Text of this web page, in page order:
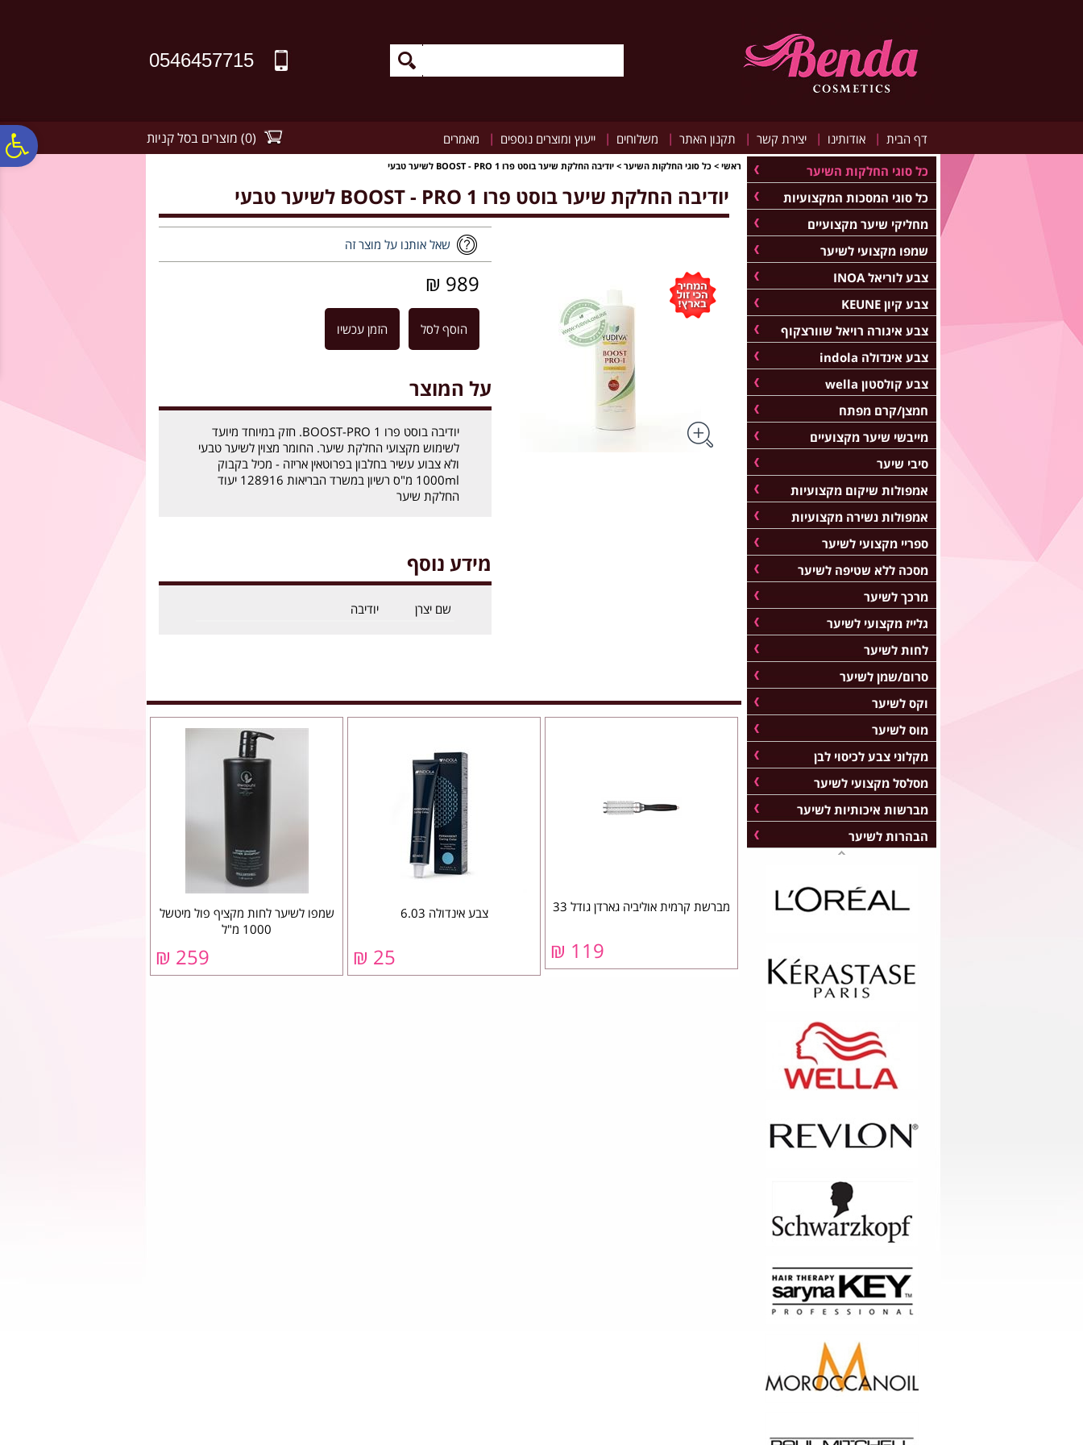
0546457715
דף הבית | אודותינו | יצירת קשר | תקנון האתר | משלוחים | ייעוץ ומוצרים נוספים | מאמרים (
0
) מוצרים בסל קניות
ראשי > כל סוגי החלקות השיער > יודיבה החלקת שיער בוסט פרו 1 BOOST - PRO לשיער טבעי
יודיבה החלקת שיער בוסט פרו 1 BOOST - PRO לשיער טבעי
שאל אותנו על מוצר זה
989 ₪
הוסף לסל הזמן עכשיו
על המוצר
יודיבה בוסט פרו 1 BOOST-PRO. חזק במיוחד מיועד
לשימוש מקצועי החלקת שיער. החומר מצוין לשיער טבעי
ולא צבוע עשיר בחלבון בפרוטאין אריזה - מכיל בקבוק
1000ml מ"ס רשיון במשרד הבריאות 128916 יעוד
החלקת שיער
מידע נוסף
שם יצרן יודיבה
מברשת קרמית אוליביה גארדן גודל 33
119 ₪
צבע אינדולה 6.03
25 ₪
שמפו לשיער לחות מקציף פול מיטשל
1000 מ"ל
259 ₪
כל סוגי החלקות השיער
כל סוגי המסכות המקצועיות
מחליקי שיער מקצועיים
שמפו מקצועי לשיער
צבע לוריאל INOA
צבע קיון KEUNE
צבע איגורה רויאל שוורצקוף
צבע אינדולה indola
צבע קולסטון wella
חמצן/קרם מפתח
מייבשי שיער מקצועיים
סיבי שיער
אמפולות שיקום מקצועיות
אמפולות נשירה מקצועיות
ספריי מקצועי לשיער
מסכה ללא שטיפה לשיער
מרכך לשיער
גלייז מקצועי לשיער
לחות לשיער
סרום/שמן לשיער
וקס לשיער
מוס לשיער
מקלוני צבע לכיסוי לבן
מסלסל מקצועי לשיער
מברשות איכותיות לשיער
הבהרות לשיער